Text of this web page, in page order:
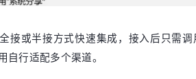
或半接方式快速集成，接入后只需
行适配多个渠道。